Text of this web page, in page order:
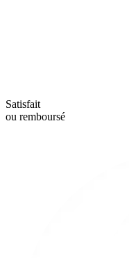
Satisfait
ou remboursé